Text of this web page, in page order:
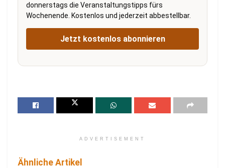
donnerstags die Veranstaltungstipps fürs
Wochenende. Kostenlos und jederzeit abbestellbar.
Jetzt kostenlos abonnieren
ADVERTISEMENT
Ähnliche Artikel